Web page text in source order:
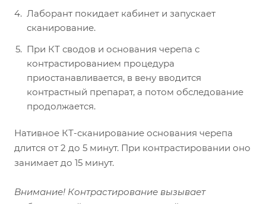
Лаборант покидает кабинет и запускает
сканирование.
При КТ сводов и основания черепа с
контрастированием процедура
приостанавливается, в вену вводится
контрастный препарат, а потом обследование
продолжается.
Нативное КТ-сканирование основания черепа
длится от 2 до 5 минут. При контрастировании оно
занимает до 15 минут.
Внимание! Контрастирование вызывает